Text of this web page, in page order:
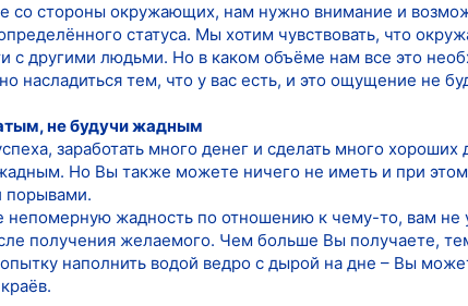
со стороны окружающих, нам нужно внимание и
статуса. Мы хотим чувствовать, что
с другими людьми. Но в каком объёме нам все это
насладиться тем, что у вас есть, и это ощущение не
не будучи жадным
заработать много денег и сделать много
Но Вы также можете ничего не иметь и при этом
порывами.
непомерную жадность по отношению к чему-то, вам не
получения желаемого. Чем больше Вы получаете,
наполнить водой ведро с дырой на дне – Вы